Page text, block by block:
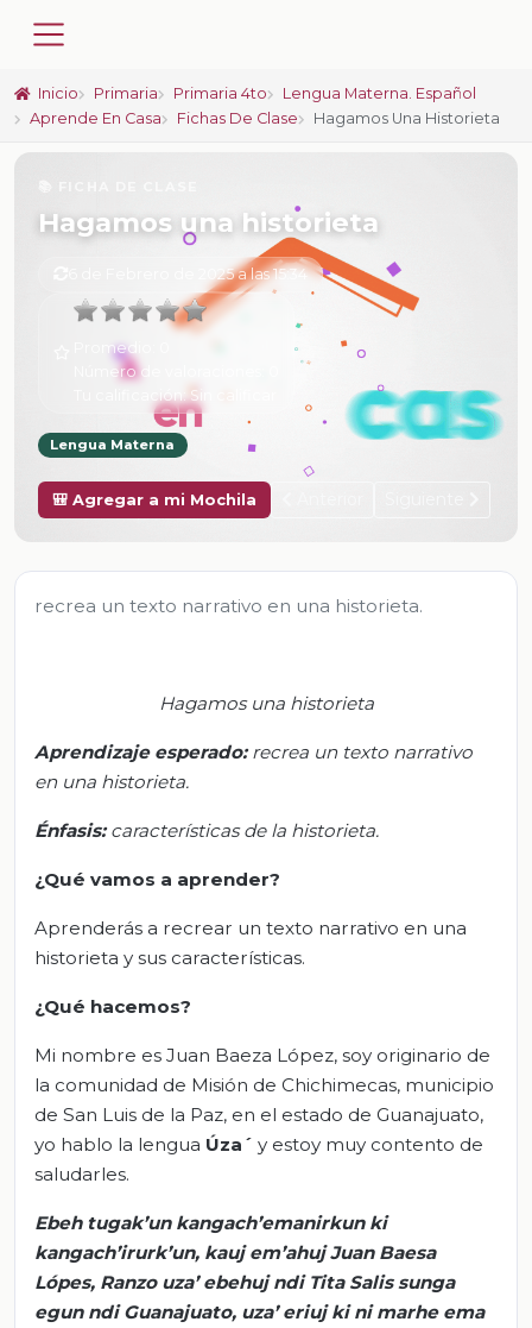
Inicio Primaria Primaria 4to
Lengua Materna. Español
Aprende En Casa
Fichas De Clase Hagamos Una Historieta
Hagamos una historieta
6 de Febrero de 2025 a las 15:34
Promedio:
Número de valoraciones:
Tu calificación: Sin calificar
Lengua Materna
🎒 Agregar a mi Mochila
recrea un texto narrativo en una historieta.
Hagamos una historieta
Aprendizaje esperado:recrea un texto narrativo
en una historieta.
Énfasis: características de la historieta.
¿Qué vamos a aprender?
Aprenderás a recrear un texto narrativo en una
historieta y sus características.
¿Qué hacemos?
Mi nombre es Juan Baeza López, soy originario de
la comunidad de Misión de Chichimecas, municipio
de San Luis de la Paz, en el estado de Guanajuato,
yo hablo la lengua Úza ´ y estoy muy contento de
saludarles.
Ebeh tugak’un kangach’emanirkun ki
kangach’irurk’un, kauj em’ahujJuan Baesa
Lópes, Ranzo uza’ebehuj ndiTita Salissunga
egun ndiGuanajuato, uza’eriuj kinimarhe ema